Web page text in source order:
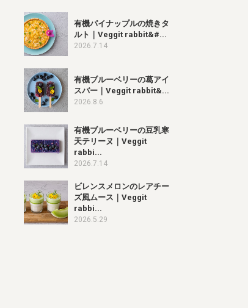
有機パイナップルの焼きタ
ルト｜Veggit rabbit&#...
2026.7.14
有機ブルーベリーの葛アイ
スバー｜Veggit rabbit&...
2026.8.6
有機ブルーベリーの豆乳寒
天テリーヌ｜Veggit
rabbi...
2026.7.14
ビレンスメロンのレアチー
ズ風ムース｜Veggit
rabbi...
2026.5.29